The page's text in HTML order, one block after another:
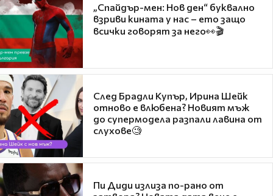
„Спайдър-мен: Нов ден“ буквално
взриви кината у нас – ето защо
всички говорят за него👀🎬
След Брадли Купър, Ирина Шейк
отново е влюбена? Новият мъж
до супермодела разпали лавина от
слухове🧐
Пи Диди излиза по-рано от